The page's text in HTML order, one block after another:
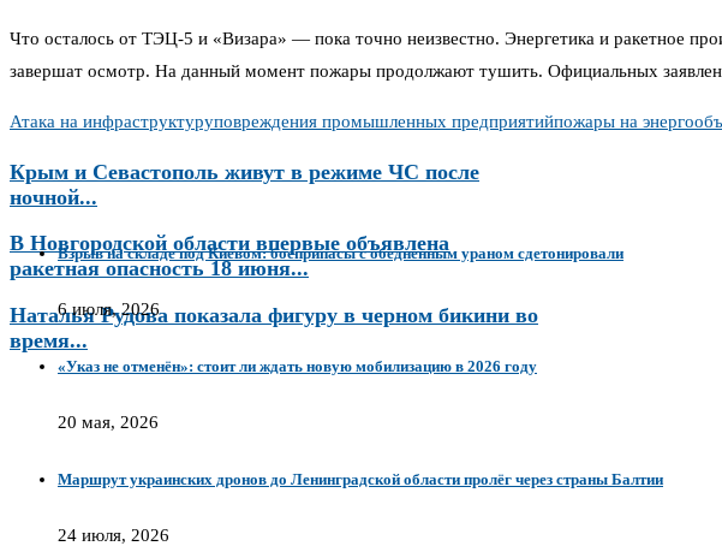
Что осталось от ТЭЦ-5 и «Визара» — пока точно неизвестно. Энергетика и ракетное
завершат осмотр. На данный момент пожары продолжают тушить. Официальных
Атака на инфраструктуруповреждения промышленных предприятийпожары на
Крым и Севастополь живут в режиме ЧС после
ночной...
В Новгородской области впервые объявлена
ракетная опасность 18 июня...
Наталья Рудова показала фигуру в черном бикини во
время...
Взрыв на складе под Киевом: боеприпасы с обедненным ураном сдетонировали
6 июля, 2026
«Указ не отменён»: стоит ли ждать новую мобилизацию в 2026 году
20 мая, 2026
Маршрут украинских дронов до Ленинградской области пролёг через страны Балтии
24 июля, 2026